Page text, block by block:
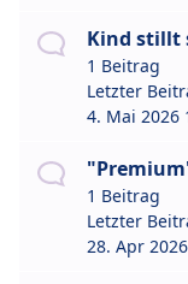
Kind stillt
1 Beitrag
Letzter
4. Mai 2026
1 Beitrag
Letzter
28. Apr